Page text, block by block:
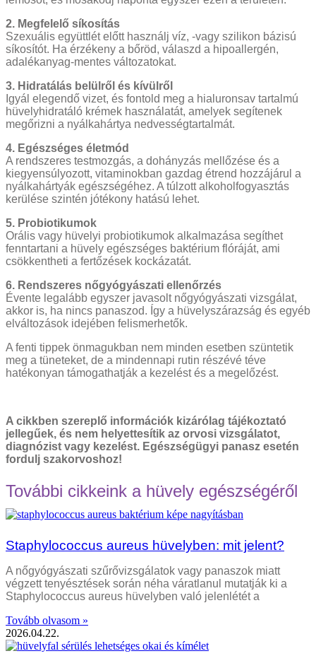
2. Megfelelő síkosítás
Szexuális együttlét előtt használj víz, -vagy szilikon bázisú
síkosítót. Ha érzékeny a bőröd, válaszd a hipoallergén,
adalékanyag-mentes változatokat.
3. Hidratálás belülről és kívülről
Igyál elegendő vizet, és fontold meg a hialuronsav tartalmú
hüvelyhidratáló krémek használatát, amelyek segítenek
megőrizni a nyálkahártya nedvességtartalmát.
4. Egészséges életmód
A rendszeres testmozgás, a dohányzás mellőzése és a
kiegyensúlyozott, vitaminokban gazdag étrend hozzájárul a
nyálkahártyák egészségéhez. A túlzott alkoholfogyasztás
kerülése szintén jótékony hatású lehet.
5. Probiotikumok
Orális vagy hüvelyi probiotikumok alkalmazása segíthet
fenntartani a hüvely egészséges baktérium flóráját, ami
csökkentheti a fertőzések kockázatát.
6. Rendszeres nőgyógyászati ellenőrzés
Évente legalább egyszer javasolt nőgyógyászati vizsgálat,
akkor is, ha nincs panaszod. Így a hüvelyszárazság és egyéb
elváltozások idejében felismerhetők.
A fenti tippek önmagukban nem minden esetben szüntetik
meg a tüneteket, de a mindennapi rutin részévé téve
hatékonyan támogathatják a kezelést és a megelőzést.
A cikkben szereplő információk kizárólag tájékoztató
jellegűek, és nem helyettesítik az orvosi vizsgálatot,
diagnózist vagy kezelést. Egészségügyi panasz esetén
fordulj szakorvoshoz!
További cikkeink a hüvely egészségéről
Staphylococcus aureus hüvelyben: mit jelent?
A nőgyógyászati szűrővizsgálatok vagy panaszok miatt
végzett tenyésztések során néha váratlanul mutatják ki a
Staphylococcus aureus hüvelyben való jelenlétét a
Tovább olvasom »
2026.04.22.